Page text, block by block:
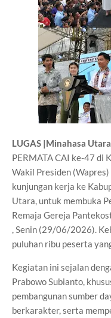
LUGAS |Minahasa Utara
PERMATA CAI ke-47 di
Wakil Presiden
kunjungan kerja ke
Utara, untuk membuka
Remaja Gereja
, Senin (29/06/2026).
puluhan ribu peserta
Kegiatan ini sejalan
Prabowo Subianto,
pembangunan sumber
berkarakter, serta